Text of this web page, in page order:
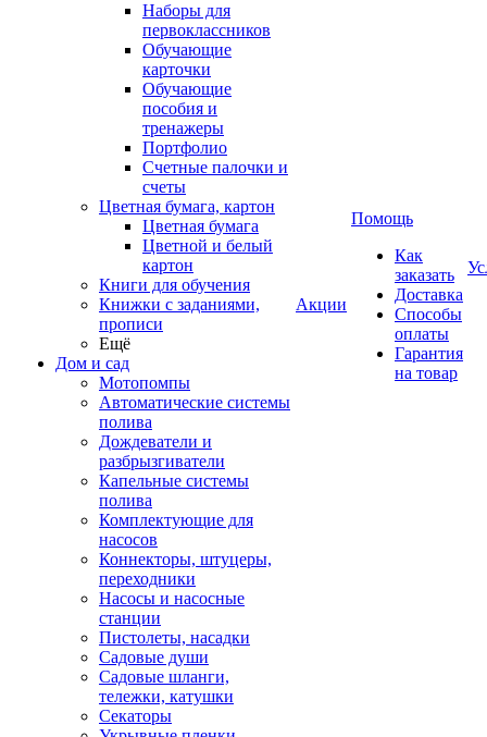
Наборы для
первоклассников
Обучающие
карточки
Обучающие
пособия и
тренажеры
Портфолио
Счетные палочки и
счеты
Цветная бумага, картон
Цветная бумага
Цветной и белый
картон
Книги для обучения
Книжки с заданиями,
прописи
Ещё
Дом и сад
Мотопомпы
Автоматические системы
полива
Дождеватели и
разбрызгиватели
Капельные системы
полива
Комплектующие для
насосов
Коннекторы, штуцеры,
переходники
Насосы и насосные
станции
Пистолеты, насадки
Садовые души
Садовые шланги,
тележки, катушки
Секаторы
Акции
Помощь
Как
заказать
Доставка
Способы
оплаты
Гарантия
на товар